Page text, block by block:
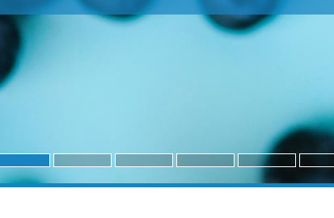
Für die großen und
kleinen Emotionen